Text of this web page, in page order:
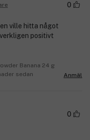
0
ville hitta något
positivt
Banana 24 g
sedan
Anmäl
0